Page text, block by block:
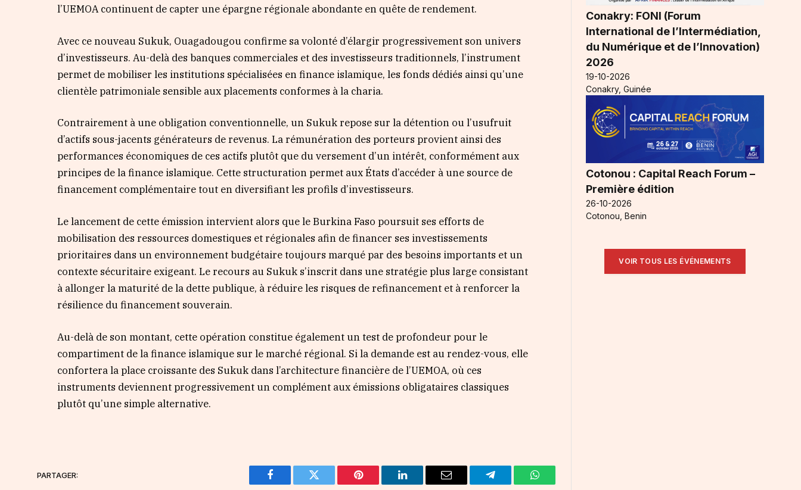
l’UEMOA continuent de capter une épargne régionale abondante en quête de rendement.
Avec ce nouveau Sukuk, Ouagadougou confirme sa volonté d’élargir progressivement son univers
d’investisseurs. Au-delà des banques commerciales et des investisseurs traditionnels, l’instrument
permet de mobiliser les institutions spécialisées en finance islamique, les fonds dédiés ainsi qu’une
clientèle patrimoniale sensible aux placements conformes à la charia.
Contrairement à une obligation conventionnelle, un Sukuk repose sur la détention ou l’usufruit
d’actifs sous-jacents générateurs de revenus. La rémunération des porteurs provient ainsi des
performances économiques de ces actifs plutôt que du versement d’un intérêt, conformément aux
principes de la finance islamique. Cette structuration permet aux États d’accéder à une source de
financement complémentaire tout en diversifiant les profils d’investisseurs.
Le lancement de cette émission intervient alors que le Burkina Faso poursuit ses efforts de
mobilisation des ressources domestiques et régionales afin de financer ses investissements
prioritaires dans un environnement budgétaire toujours marqué par des besoins importants et un
contexte sécuritaire exigeant. Le recours au Sukuk s’inscrit dans une stratégie plus large consistant
à allonger la maturité de la dette publique, à réduire les risques de refinancement et à renforcer la
résilience du financement souverain.
Au-delà de son montant, cette opération constitue également un test de profondeur pour le
compartiment de la finance islamique sur le marché régional. Si la demande est au rendez-vous, elle
confortera la place croissante des Sukuk dans l’architecture financière de l’UEMOA, où ces
instruments deviennent progressivement un complément aux émissions obligataires classiques
plutôt qu’une simple alternative.
PARTAGER:
Facebook Twitter Pinterest LinkedIn Email Telegram WhatsApp
Conakry: FONI (Forum
International de l’Intermédiation,
du Numérique et de l’Innovation)
2026
19-10-2026
Conakry, Guinée
Cotonou : Capital Reach Forum –
Première édition
26-10-2026
Cotonou, Benin
VOIR TOUS LES ÉVÉNEMENTS